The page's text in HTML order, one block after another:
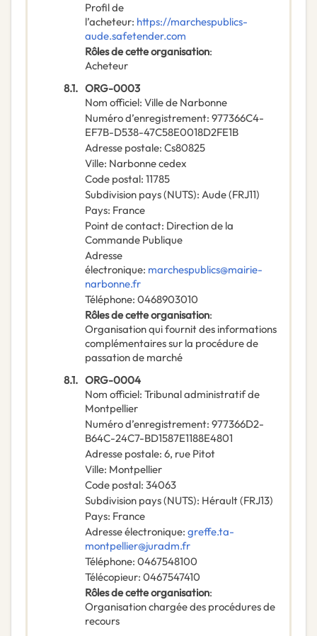
Profil de
l’acheteur: https://marchespublics-
aude.safetender.com
Rôles de cette organisation:
Acheteur
8.1. ORG-0003
Nom officiel: Ville de Narbonne
Numéro d’enregistrement: 977366C4-
EF7B-D538-47C58E0018D2FE1B
Adresse postale: Cs80825
Ville: Narbonne cedex
Code postal: 11785
Subdivision pays (NUTS): Aude(FRJ11)
Pays: France
Point de contact: Direction de la
Commande Publique
Adresse
électronique: marchespublics@mairie-
narbonne.fr
Téléphone: 0468903010
Rôles de cette organisation:
Organisation qui fournit des informations
complémentaires sur la procédure de
passation de marché
8.1. ORG-0004
Nom officiel: Tribunal administratif de
Montpellier
Numéro d’enregistrement: 977366D2-
B64C-24C7-BD1587E1188E4801
Adresse postale: 6, rue Pitot
Ville: Montpellier
Code postal: 34063
Subdivision pays (NUTS): Hérault(FRJ13)
Pays: France
Adresse électronique: greffe.ta-
montpellier@juradm.fr
Téléphone: 0467548100
Télécopieur: 0467547410
Rôles de cette organisation:
Organisation chargée des procédures de
recours